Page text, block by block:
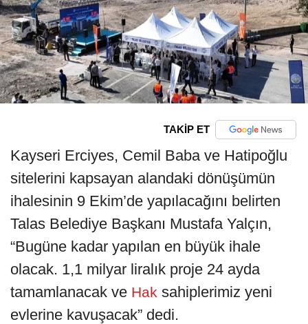
TAKİP ET
Kayseri Erciyes, Cemil Baba ve Hatipoğlu
sitelerini kapsayan alandaki dönüşümün
ihalesinin 9 Ekim’de yapılacağını belirten
Talas Belediye Başkanı Mustafa Yalçın,
“Bugüne kadar yapılan en büyük ihale
olacak. 1,1 milyar liralık proje 24 ayda
tamamlanacak ve Hak sahiplerimiz yeni
evlerine kavuşacak” dedi.